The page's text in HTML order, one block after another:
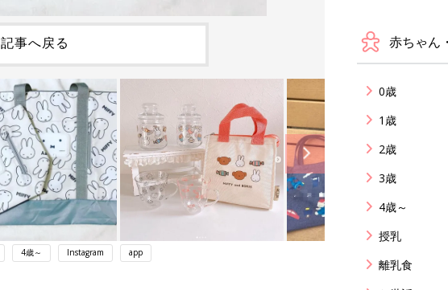
記事へ戻る
4歳～ Instagram app
赤ちゃん
0歳
1歳
2歳
3歳
4歳～
授乳
離乳食